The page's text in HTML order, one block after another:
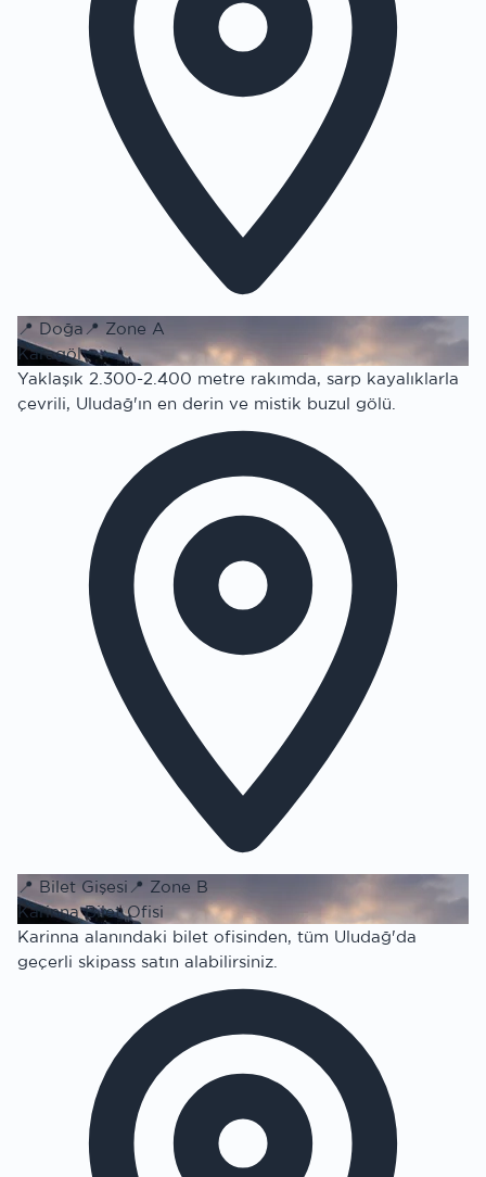
📍 Doğa 📍 Zone A
Karagöl
Yaklaşık 2.300-2.400 metre rakımda, sarp kayalıklarla
çevrili, Uludağ'ın en derin ve mistik buzul gölü.
📍 Bilet Gişesi 📍 Zone B
Karinna Bilet Ofisi
Karinna alanındaki bilet ofisinden, tüm Uludağ'da
geçerli skipass satın alabilirsiniz.